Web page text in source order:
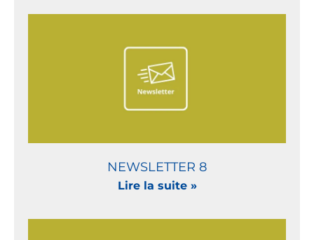
NEWSLETTER 8
Lire la suite »